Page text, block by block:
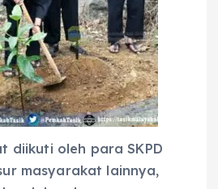
diikuti oleh para SKPD
masyarakat lainnya,